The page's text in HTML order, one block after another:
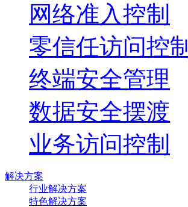
网络准入控制
零信任访问控制
终端安全管理
数据安全摆渡
业务访问控制
解决方案
行业解决方案
特色解决方案